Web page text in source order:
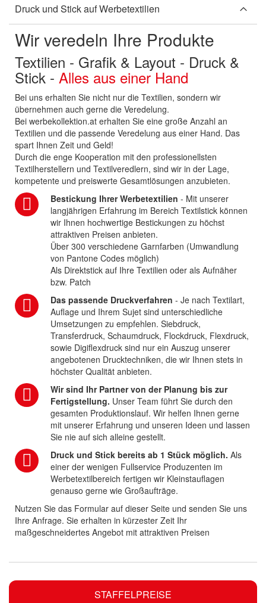
STAFFELPREISE
Druck und Stick auf Werbetextilien
Wir veredeln Ihre Produkte
Textilien - Grafik & Layout - Druck &
Stick - Alles aus einer Hand
Bei uns erhalten Sie nicht nur die Textilien, sondern wir
übernehmen auch gerne die Veredelung.
Bei werbekollektion.at erhalten Sie eine große Anzahl an
Textilien und die passende Veredelung aus einer Hand. Das
spart Ihnen Zeit und Geld!
Durch die enge Kooperation mit den professionellsten
Textilherstellern und Textilveredlern, sind wir in der Lage,
kompetente und preiswerte Gesamtlösungen anzubieten.
Bestickung Ihrer Werbetextilien - Mit unserer
langjährigen Erfahrung im Bereich Textilstick können
wir Ihnen hochwertige Bestickungen zu höchst
attraktiven Preisen anbieten.
Über 300 verschiedene Garnfarben (Umwandlung
von Pantone Codes möglich)
Als Direktstick auf Ihre Textilien oder als Aufnäher
bzw. Patch
Das passende Druckverfahren - Je nach Textilart,
Auflage und Ihrem Sujet sind unterschiedliche
Umsetzungen zu empfehlen. Siebdruck,
Transferdruck, Schaumdruck, Flockdruck, Flexdruck,
sowie Digiflexdruck sind nur ein Auszug unserer
angebotenen Drucktechniken, die wir Ihnen stets in
höchster Qualität anbieten.
Wir sind Ihr Partner von der Planung bis zur
Fertigstellung. Unser Team führt Sie durch den
gesamten Produktionslauf. Wir helfen Ihnen gerne
mit unserer Erfahrung und unseren Ideen und lassen
Sie nie auf sich alleine gestellt.
Druck und Stick bereits ab 1 Stück möglich. Als
einer der wenigen Fullservice Produzenten im
Werbetextilbereich fertigen wir Kleinstauflagen
genauso gerne wie Großaufträge.
Nutzen Sie das Formular auf dieser Seite und senden Sie uns
Ihre Anfrage. Sie erhalten in kürzester Zeit Ihr
maßgeschneidertes Angebot mit attraktiven Preisen